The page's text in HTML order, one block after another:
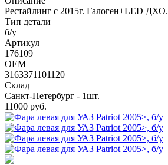
Рестайлинг с 2015г. Галоген+LED ДХО.
Тип детали
б/у
Артикул
176109
OEM
3163371101120
Склад
Санкт-Петербург - 1шт.
11000 руб.